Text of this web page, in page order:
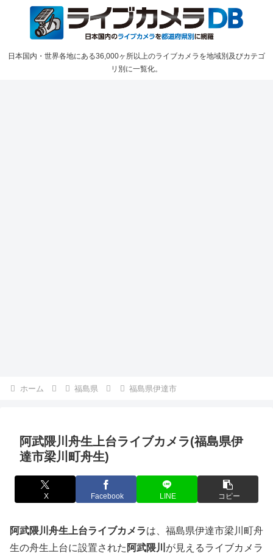
日本国内・世界各地にある36,000ヶ所以上のライブカメラを地域別及びカテゴ
リ別に一覧化。
ホーム 福島県 福島県伊達市
阿武隈川舟生上台ライブカメラ(福島県伊
達市梁川町舟生)
X Facebook LINE コピー
阿武隈川舟生上台ライブカメラは、福島県伊達市梁川町舟
生の舟生上台に設置された 阿武隈川 が見えるライブカメラ